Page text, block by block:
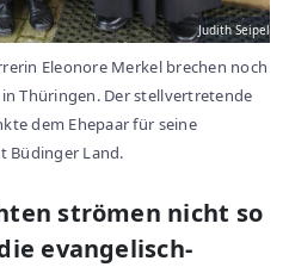
Judith Seipel
Eleonore Merkel brechen noch
Thüringen. Der stellvertretende
dem Ehepaar für seine
Büdinger Land.
strömen nicht so
evangelisch-